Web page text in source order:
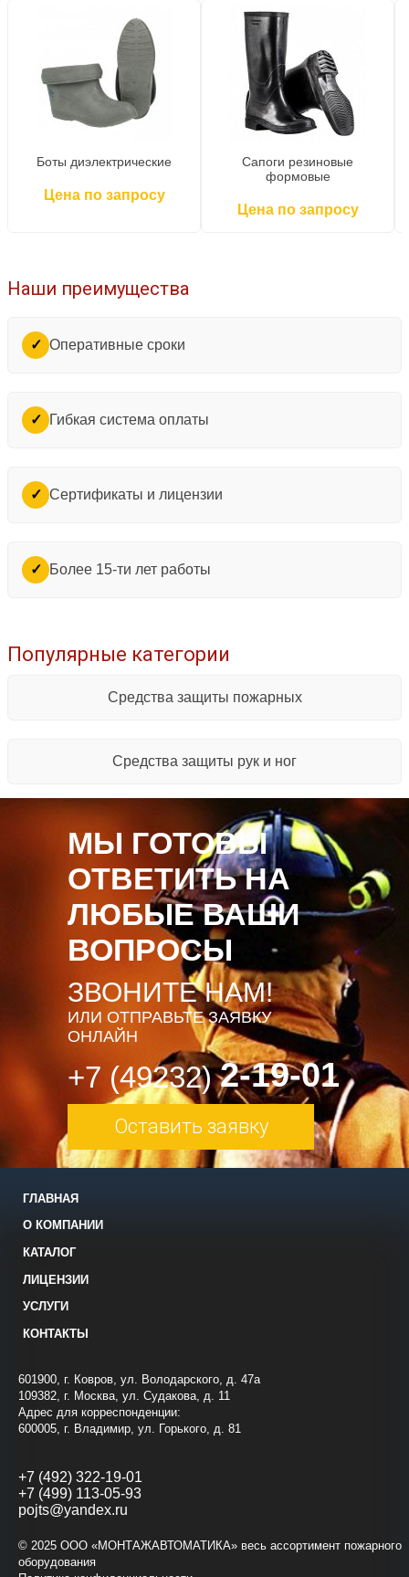
Боты диэлектрические
Цена по запросу
Сапоги резиновые
формовые
Цена по запросу
Наши преимущества
✓ Оперативные сроки
✓ Гибкая система оплаты
✓ Сертификаты и лицензии
✓ Более 15-ти лет работы
Популярные категории
Средства защиты пожарных
Средства защиты рук и ног
МЫ ГОТОВЫ
ОТВЕТИТЬ НА
ЛЮБЫЕ ВАШИ
ВОПРОСЫ
ЗВОНИТЕ НАМ!
ИЛИ ОТПРАВЬТЕ ЗАЯВКУ
ОНЛАЙН
+7 (49232)2-19-01
Оставить заявку
ГЛАВНАЯ
О КОМПАНИИ
КАТАЛОГ
ЛИЦЕНЗИИ
УСЛУГИ
КОНТАКТЫ
601900, г. Ковров, ул. Володарского, д. 47а
109382, г. Москва, ул. Судакова, д. 11
Адрес для корреспонденции:
600005, г. Владимир, ул. Горького, д. 81
+7 (492) 322-19-01
+7 (499) 113-05-93
pojts@yandex.ru
© 2025 ООО «МОНТАЖАВТОМАТИКА» весь ассортимент пожарного
оборудования